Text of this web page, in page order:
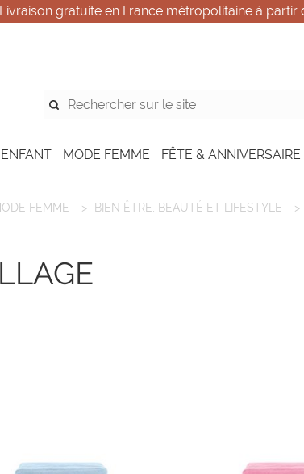
gratuite en France métropolitaine à partir
MODE FEMME FÊTE & ANNIVERSAIRE
FEMME BIEN ÊTRE, BEAUTÉ ET LIFESTYLE